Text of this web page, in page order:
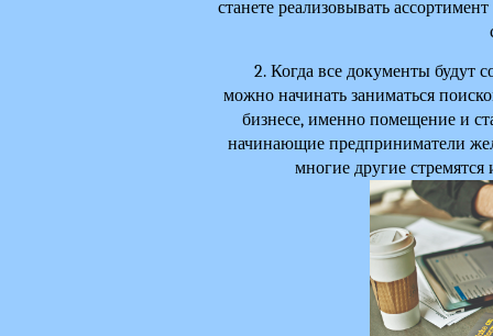
станете реализовывать
2. Когда все документы будут
можно начинать заниматься
бизнесе, именно помещение и
начинающие предприниматели
многие другие